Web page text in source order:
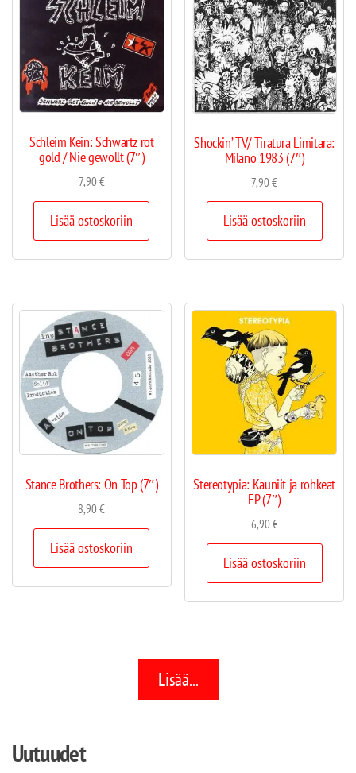
Schleim Kein: Schwartz rot
gold / Nie gewollt (7″)
7,90€
Lisää ostoskoriin
Shockin’ TV/ Tiratura Limitara:
Milano 1983 (7″)
7,90€
Lisää ostoskoriin
Stance Brothers: On Top (7″)
8,90€
Lisää ostoskoriin
Stereotypia: Kauniit ja rohkeat
EP (7″)
6,90€
Lisää ostoskoriin
Lisää...
Uutuudet